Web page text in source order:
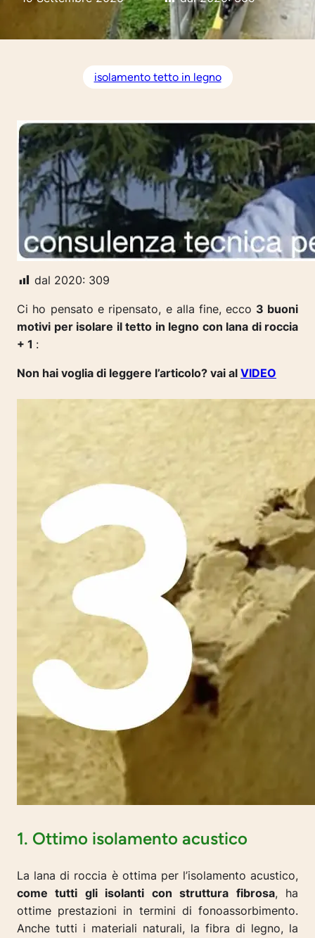
isolamento tetto in legno
dal 2020: 309
Ci ho pensato e ripensato, e alla fine, ecco 3 buoni
motivi per isolare il tetto in legno con lana di roccia
+ 1 :
Non hai voglia di leggere l’articolo? vai al VIDEO
1. Ottimo isolamento acustico
La lana di roccia è ottima per l’isolamento acustico,
come tutti gli isolanti con struttura fibrosa, ha
ottime prestazioni in termini di fonoassorbimento.
Anche tutti i materiali naturali, la fibra di legno, la